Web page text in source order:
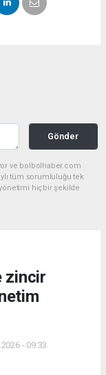
Gönder
ve bolbolhaber.com
tüm sorumluluğu tek
yönetimi hiçbir şekilde
zincir
- 09:33